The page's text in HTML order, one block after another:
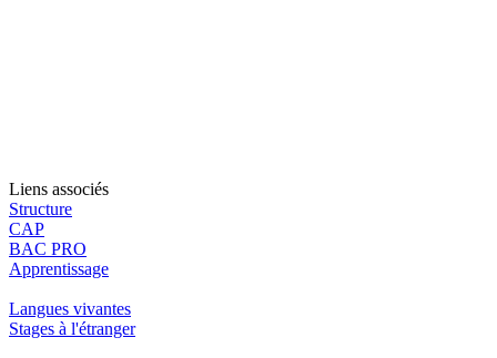
Liens associés
Structure
CAP
BAC PRO
Apprentissage
Langues vivantes
Stages à l'étranger